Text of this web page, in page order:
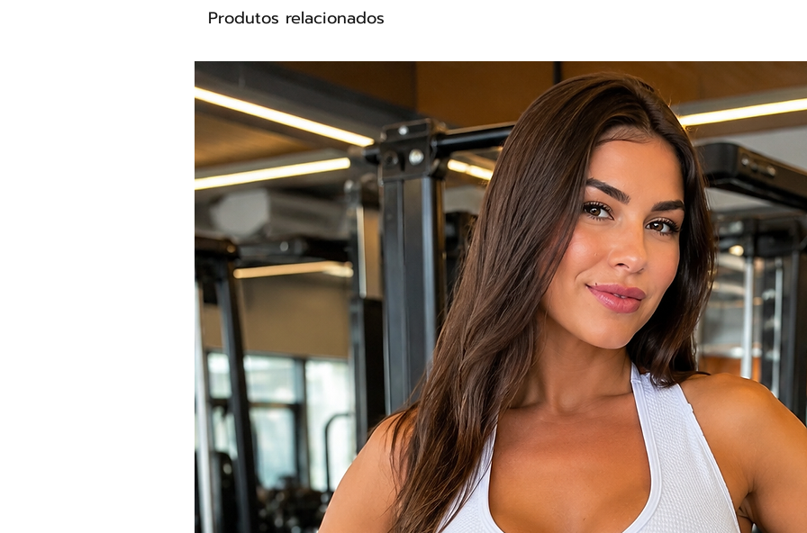
• Modelo L400
• Possui elástico na cintura com cós duplo alto
• Modelagem anatômica
Medidas da Modelo
• Quadril 94
• Cintura 67
• Busto 98
• Modelo Veste tam P
Produtos relacionados